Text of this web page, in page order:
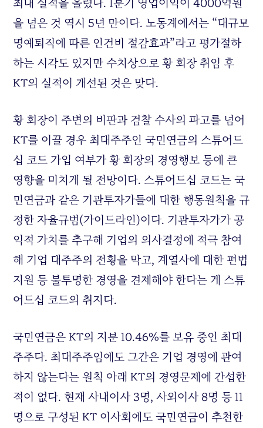
을 넘은 것 역시 5년 만이다. 노동계에서는 “대규모
명예퇴직에 따른 인건비 절감효과”라고 평가절하
하는 시각도 있지만 수치상으로 황 회장 취임 후
KT의 실적이 개선된 것은 맞다.
황 회장이 주변의 비판과 검찰 수사의 파고를 넘어
KT를 이끌 경우 최대주주인 국민연금의 스튜어드
십 코드 가입 여부가 황 회장의 경영행보 등에 큰
영향을 미치게 될 전망이다. 스튜어드십 코드는 국
민연금과 같은 기관투자가들에 대한 행동원칙을 규
정한 자율규범(가이드라인)이다. 기관투자가가 공
익적 가치를 추구해 기업의 의사결정에 적극 참여
해 기업 대주주의 전횡을 막고, 계열사에 대한 편법
지원 등 불투명한 경영을 견제해야 한다는 게 스튜
어드십 코드의 취지다.
국민연금은KT의 지분 10.46%를 보유 중인 최대
주주다. 최대주주임에도 그간은 기업 경영에 관여
하지 않는다는 원칙 아래KT의 경영문제에 간섭한
적이 없다. 현재 사내이사 3명, 사외이사 8명 등 11
명으로 구성된KT 이사회에도 국민연금이 추천한